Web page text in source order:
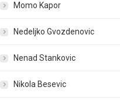
Momo Kapor
Nedeljko Gvozdenovic
Nenad Stankovic
Nikola Besevic